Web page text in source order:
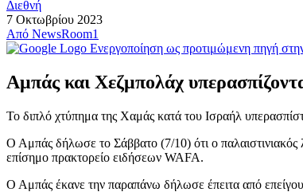
Διεθνή
7 Οκτωβρίου 2023
Από NewsRoom1
Ενεργοποίηση ως προτιμώμενη πηγή
Αμπάς και Χεζμπολάχ
Το διπλό χτύπημα της Χαμάς κατά του Ισραήλ
Ο Αμπάς δήλωσε το Σάββατο (7/10) ότι ο παλαιστινιακός
επίσημο πρακτορείο ειδήσεων WAFA.
Ο Αμπάς έκανε την παραπάνω δήλωσε έπειτα από